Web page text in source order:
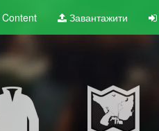
Content Завантажити